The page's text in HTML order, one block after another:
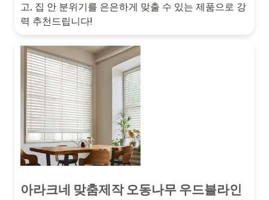
고, 집 안 분위기를 은은하게 맞출 수 있는 제품으로 강
력 추천드립니다!
아라크네 맞춤제작 오동나무 우드블라인